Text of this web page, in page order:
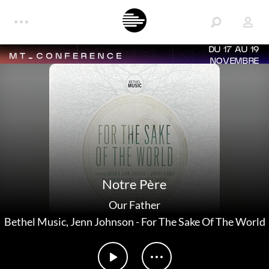
DU 17 AU 19
NOVEMBRE
Notre Père
Our Father
Bethel Music, Jenn Johnson-For The Sake Of The World